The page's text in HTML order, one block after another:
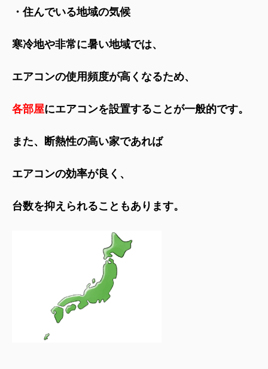
・住んでいる地域の気候
寒冷地や非常に暑い地域では、
エアコンの使用頻度が高くなるため、
各部屋にエアコンを設置することが一般的です。
また、断熱性の高い家であれば
エアコンの効率が良く、
台数を抑えられることもあります。